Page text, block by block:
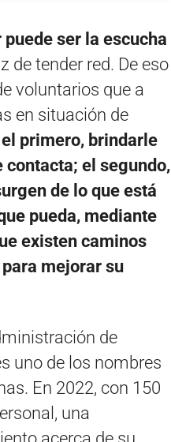
ser la escucha
de tender red. De eso
voluntarios que a
en situación de
el primero, brindarle
contacta; el segundo,
de lo que está
pueda, mediante
existen caminos
mejorar su
de
uno de los nombres
En 2022, con 150
una